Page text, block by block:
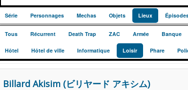
Série Personnages Mechas Objets Lieux
Tous Récurrent Death Trap ZAC Armée Banque
Hôtel Hôtel de ville Informatique Loisir Phare
Billard Akisim (ビリヤード アキシム)